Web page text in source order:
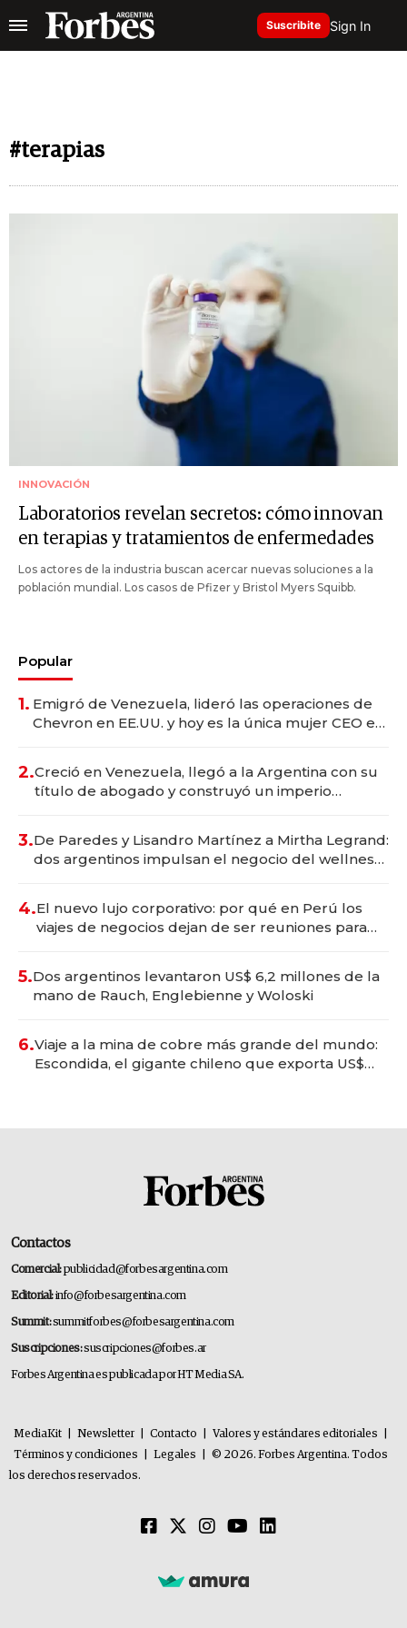
Suscribite Sign In
#terapias
INNOVACIÓN
Laboratorios revelan secretos: cómo innovan
en terapias y tratamientos de enfermedades
Los actores de la industria buscan acercar nuevas soluciones a la
población mundial. Los casos de Pfizer y Bristol Myers Squibb.
Popular
1. Emigró de Venezuela, lideró las operaciones de
Chevron en EE.UU. y hoy es la única mujer CEO en
2.Creció en Venezuela, llegó a la Argentina con su
título de abogado y construyó un imperio
3.De Paredes y Lisandro Martínez a Mirtha Legrand:
dos argentinos impulsan el negocio del wellness
4.El nuevo lujo corporativo: por qué en Perú los
viajes de negocios dejan de ser reuniones para
5.Dos argentinos levantaron US$ 6,2 millones de la
mano de Rauch, Englebienne y Woloski
6.Viaje a la mina de cobre más grande del mundo:
Escondida, el gigante chileno que exporta US$
Contactos
Comercial:publicidad@forbesargentina.com
Editorial:info@forbesargentina.com
Summit:summitforbes@forbesargentina.com
Suscripciones:suscripciones@forbes.ar
Forbes Argentina es publicada por HT Media SA.
MediaKit Newsletter Contacto Valores y estándares editoriales
Términos y condiciones
Legales
© 2026. Forbes Argentina. Todos
los derechos reservados.